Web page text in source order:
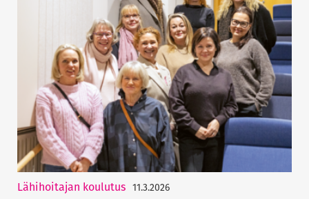
Lähihoitajan koulutus 11.3.2026